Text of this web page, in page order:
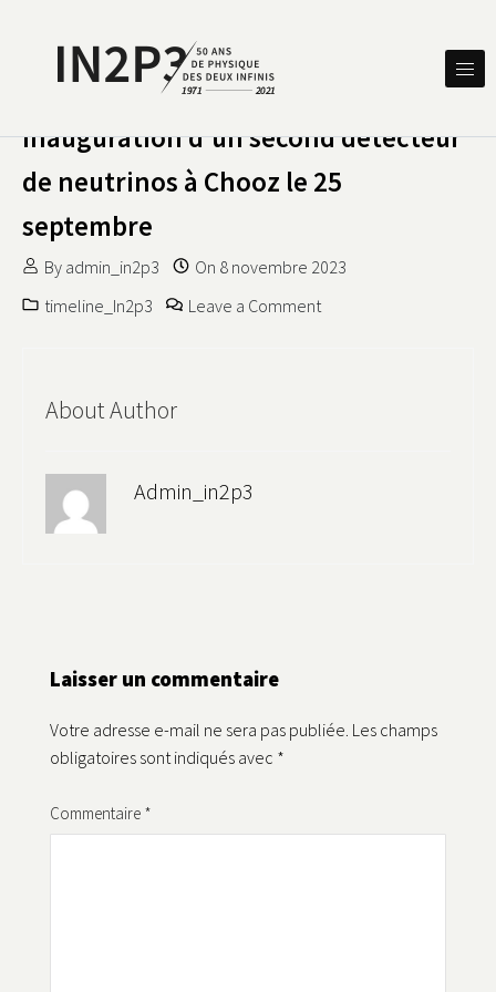
IN2P3 50 ANS DE PHYSIQUE
Inauguration d’un second détecteur
de neutrinos à Chooz le 25
septembre
By admin_in2p3 On 8 novembre 2023
timeline_In2p3
Leave a Commenton Inauguration d’un
About Author
Admin_in2p3
Laisser un commentaire
Votre adresse e-mail ne sera pas publiée. Les champs
obligatoires sont indiqués avec *
Commentaire *